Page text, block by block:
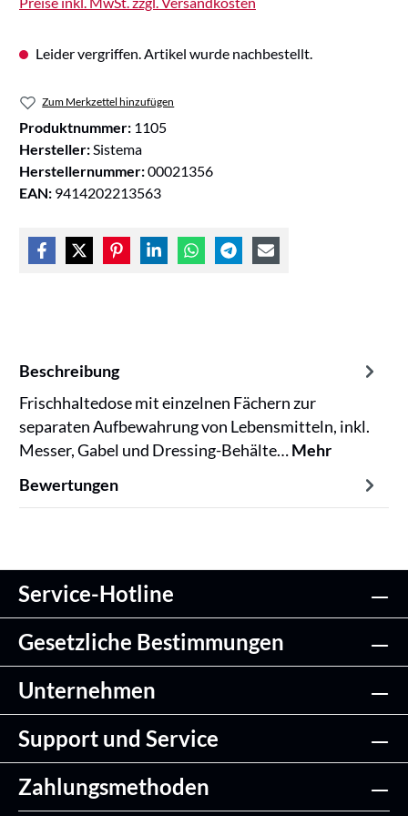
Leider vergriffen. Artikel wurde nachbestellt.
Zum Merkzettel hinzufügen
Produktnummer: 1105
Hersteller:Sistema
Herstellernummer:00021356
EAN: 9414202213563
Beschreibung
Frischhaltedose mit einzelnen Fächern zur
separaten Aufbewahrung von Lebensmitteln, inkl.
Messer, Gabel und Dressing-Behälte…Mehr
Bewertungen
Service-Hotline
Gesetzliche Bestimmungen
Unternehmen
Support und Service
Zahlungsmethoden